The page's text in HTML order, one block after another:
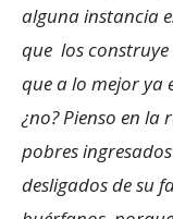
alguna instancia
que los construye
que a lo mejor ya
¿no? Pienso en
pobres
desligados de su